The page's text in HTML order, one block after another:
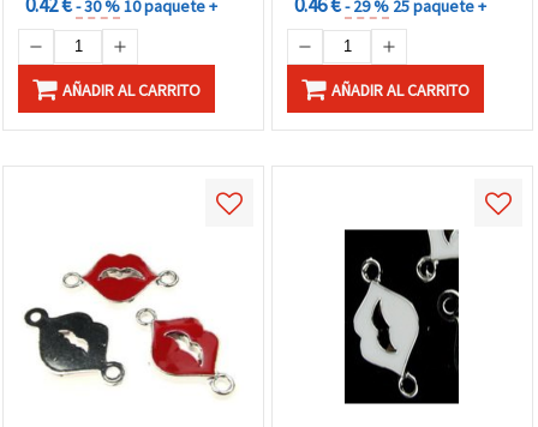
- 30 %10 paquete +
AÑADIR AL CARRITO
- 29 % 25 paquete +
AÑADIR AL CARRITO